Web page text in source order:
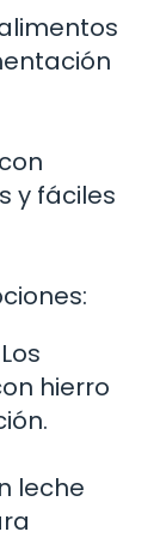
y fáciles
Los
hierro
leche